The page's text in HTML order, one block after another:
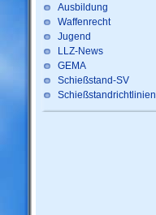
Ausbildung
Waffenrecht
Jugend
LLZ-News
GEMA
Schießstand-SV
Schießstandrichtlinien